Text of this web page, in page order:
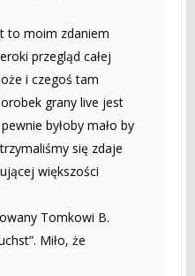
to moim zdaniem
przegląd całej
i czegoś tam
grany live jest
byłoby mało by
się zdaje
większości
Tomkowi B.
Miło, że